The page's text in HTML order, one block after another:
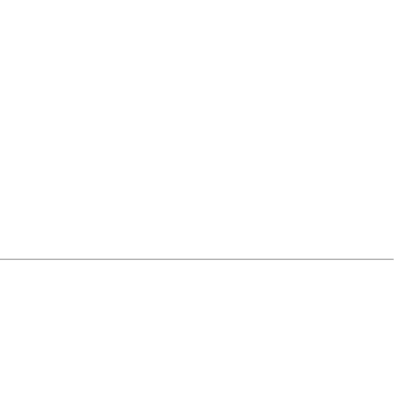
d’une communication efficace, en parfaite harmonie avec le